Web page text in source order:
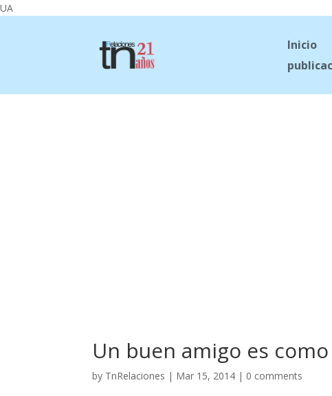
UA
Inicio
Un buen amigo es
by TnRelaciones | Mar 15, 2014 | 0 comments